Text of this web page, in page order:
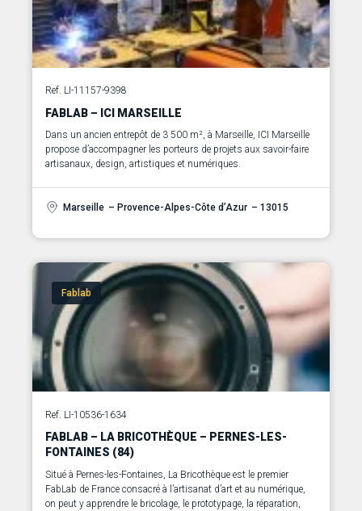
Ref. LI-11157-9398
FABLAB – ICI MARSEILLE
Dans un ancien entrepôt de 3 500 m², à Marseille, ICI Marseille
propose d’accompagner les porteurs de projets aux savoir-faire
Marseille – Provence-Alpes-Côte d’Azur – 13015
Fablab
Ref. LI-10536-1634
FABLAB – LA BRICOTHÈQUE – PERNES-LES-
FONTAINES (84)
Situé à Pernes-les-Fontaines, La Bricothèque est le premier
FabLab de France consacré à l’artisanat d’art et au numérique,
on peut y apprendre le bricolage, le prototypage, la réparation,